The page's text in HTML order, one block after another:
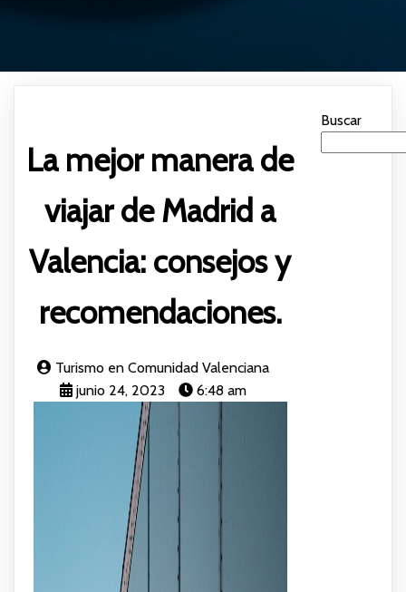
La mejor manera de
viajar de Madrid a
Valencia: consejos y
recomendaciones.
Turismo en Comunidad Valenciana
junio 24, 2023
6:48 am
Buscar